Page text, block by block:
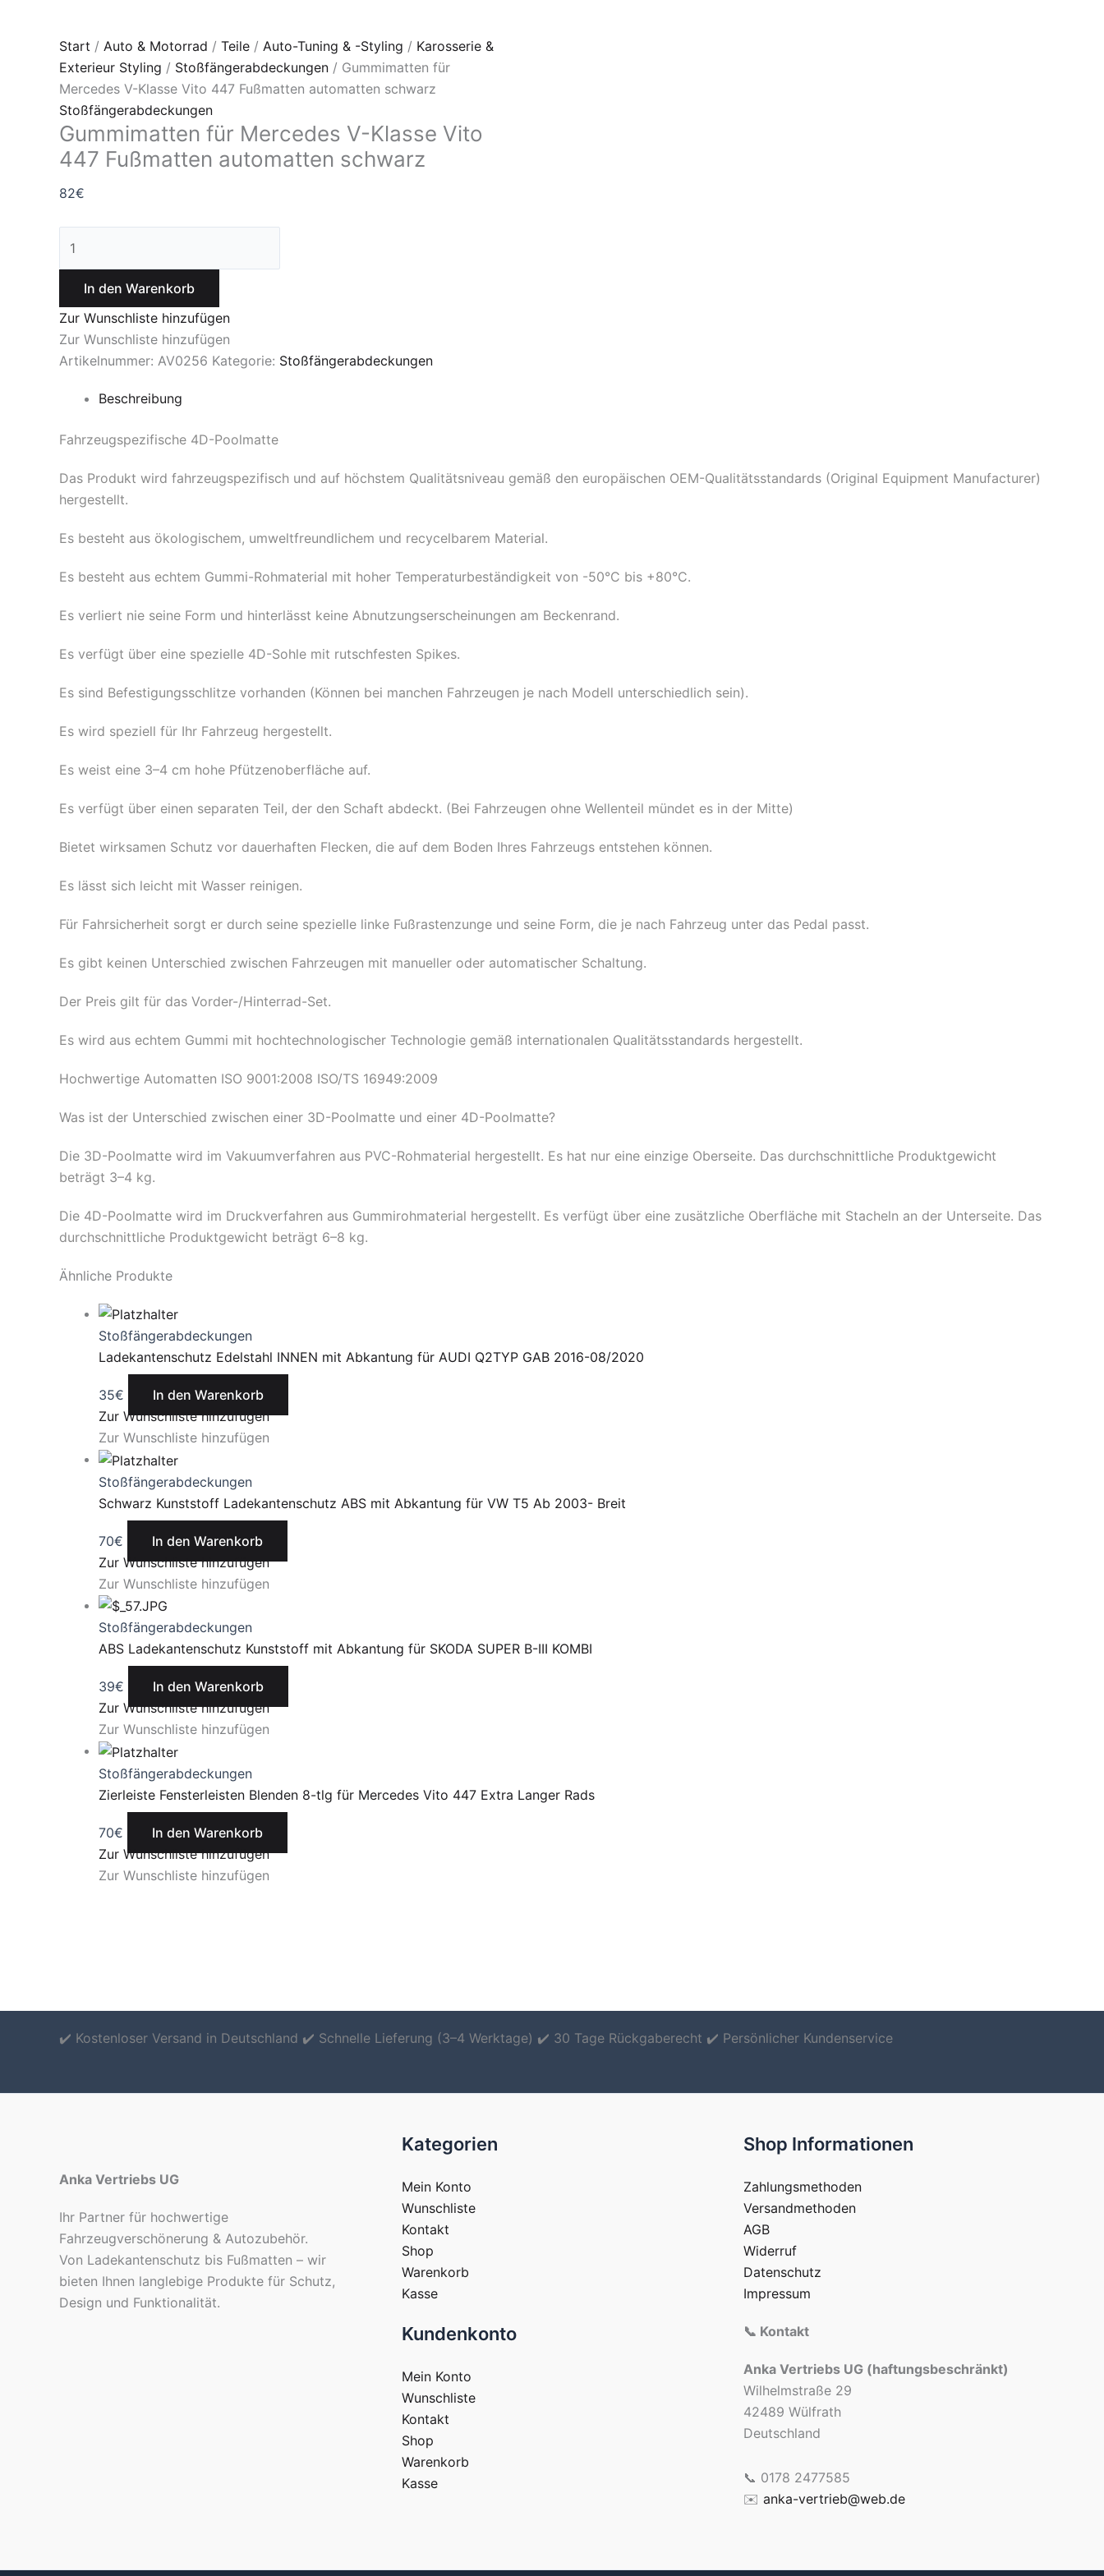
Start / Auto & Motorrad / Teile / Auto-Tuning & -Styling / Karosserie &
Exterieur Styling / Stoßfängerabdeckungen / Gummimatten für
Mercedes V-Klasse Vito 447 Fußmatten automatten schwarz
Stoßfängerabdeckungen
Gummimatten für Mercedes V-Klasse Vito
447 Fußmatten automatten schwarz
82€
In den Warenkorb
Zur Wunschliste hinzufügen
Zur Wunschliste hinzufügen
Artikelnummer: AV0256 Kategorie: Stoßfängerabdeckungen
Beschreibung
Fahrzeugspezifische 4D-Poolmatte
Das Produkt wird fahrzeugspezifisch und auf höchstem Qualitätsniveau gemäß den europäischen OEM-Qualitätsstandards (Original Equipment Manufacturer)
hergestellt.
Es besteht aus ökologischem, umweltfreundlichem und recycelbarem Material.
Es besteht aus echtem Gummi-Rohmaterial mit hoher Temperaturbeständigkeit von -50°C bis +80°C.
Es verliert nie seine Form und hinterlässt keine Abnutzungserscheinungen am Beckenrand.
Es verfügt über eine spezielle 4D-Sohle mit rutschfesten Spikes.
Es sind Befestigungsschlitze vorhanden (Können bei manchen Fahrzeugen je nach Modell unterschiedlich sein).
Es wird speziell für Ihr Fahrzeug hergestellt.
Es weist eine 3–4 cm hohe Pfützenoberfläche auf.
Es verfügt über einen separaten Teil, der den Schaft abdeckt. (Bei Fahrzeugen ohne Wellenteil mündet es in der Mitte)
Bietet wirksamen Schutz vor dauerhaften Flecken, die auf dem Boden Ihres Fahrzeugs entstehen können.
Es lässt sich leicht mit Wasser reinigen.
Für Fahrsicherheit sorgt er durch seine spezielle linke Fußrastenzunge und seine Form, die je nach Fahrzeug unter das Pedal passt.
Es gibt keinen Unterschied zwischen Fahrzeugen mit manueller oder automatischer Schaltung.
Der Preis gilt für das Vorder-/Hinterrad-Set.
Es wird aus echtem Gummi mit hochtechnologischer Technologie gemäß internationalen Qualitätsstandards hergestellt.
Hochwertige Automatten ISO 9001:2008 ISO/TS 16949:2009
Was ist der Unterschied zwischen einer 3D-Poolmatte und einer 4D-Poolmatte?
Die 3D-Poolmatte wird im Vakuumverfahren aus PVC-Rohmaterial hergestellt. Es hat nur eine einzige Oberseite. Das durchschnittliche Produktgewicht
beträgt 3–4 kg.
Die 4D-Poolmatte wird im Druckverfahren aus Gummirohmaterial hergestellt. Es verfügt über eine zusätzliche Oberfläche mit Stacheln an der Unterseite. Das
durchschnittliche Produktgewicht beträgt 6–8 kg.
Ähnliche Produkte
Stoßfängerabdeckungen
Ladekantenschutz Edelstahl INNEN mit Abkantung für AUDI Q2TYP GAB 2016-08/2020
35€
In den Warenkorb
Zur Wunschliste hinzufügen
Zur Wunschliste hinzufügen
Stoßfängerabdeckungen
Schwarz Kunststoff Ladekantenschutz ABS mit Abkantung für VW T5 Ab 2003- Breit
70€
In den Warenkorb
Zur Wunschliste hinzufügen
Zur Wunschliste hinzufügen
Stoßfängerabdeckungen
ABS Ladekantenschutz Kunststoff mit Abkantung für SKODA SUPER B-III KOMBI
39€
In den Warenkorb
Zur Wunschliste hinzufügen
Zur Wunschliste hinzufügen
Stoßfängerabdeckungen
Zierleiste Fensterleisten Blenden 8-tlg für Mercedes Vito 447 Extra Langer Rads
70€
In den Warenkorb
Zur Wunschliste hinzufügen
Zur Wunschliste hinzufügen
✔️ Kostenloser Versand in Deutschland ✔️ Schnelle Lieferung (3–4 Werktage) ✔️ 30 Tage Rückgaberecht ✔️ Persönlicher Kundenservice
Anka Vertriebs UG
Ihr Partner für hochwertige
Fahrzeugverschönerung & Autozubehör.
Von Ladekantenschutz bis Fußmatten – wir
bieten Ihnen langlebige Produkte für Schutz,
Design und Funktionalität.
Kategorien
Mein Konto
Wunschliste
Kontakt
Shop
Warenkorb
Kasse
Kundenkonto
Mein Konto
Wunschliste
Kontakt
Shop
Warenkorb
Kasse
Shop Informationen
Zahlungsmethoden
Versandmethoden
AGB
Widerruf
Datenschutz
Impressum
📞 Kontakt
Anka Vertriebs UG (haftungsbeschränkt)
Wilhelmstraße 29
42489 Wülfrath
Deutschland
📞 0178 2477585
✉️anka-vertrieb@web.de